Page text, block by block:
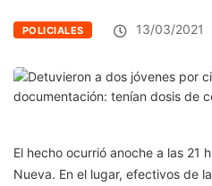
POLICIALES 13/03/2021
El hecho ocurrió anoche a las 21
Nueva. En el lugar, efectivos de